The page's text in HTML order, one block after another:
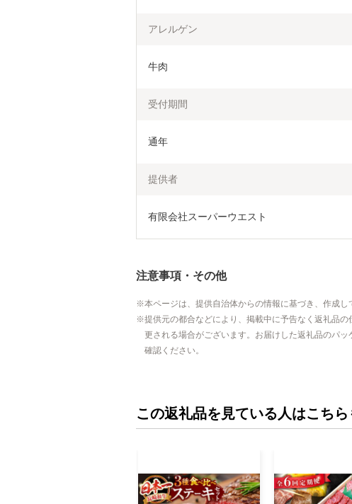
アレルゲン
牛肉
受付期間
通年
提供者
有限会社スーパーウエスト
注意事項・その他
本ページは、提供自治体からの情報に基づき、作成し
提供元の都合などにより、掲載中に予告なく返礼品
更される場合がございます。お届けした返礼品のパ
確認ください。
この返礼品を見ている人はこちら